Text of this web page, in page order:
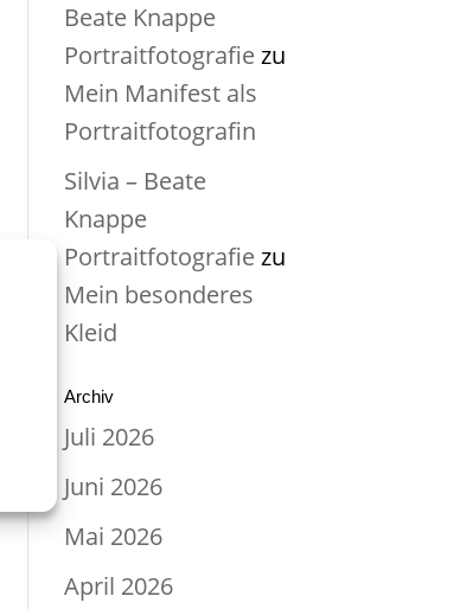
Beate Knappe
Portraitfotografiezu
Mein Manifest als
Portraitfotografin
Silvia – Beate
Knappe
Portraitfotografiezu
Mein besonderes
Kleid
Archiv
Juli 2026
Juni 2026
Mai 2026
April 2026